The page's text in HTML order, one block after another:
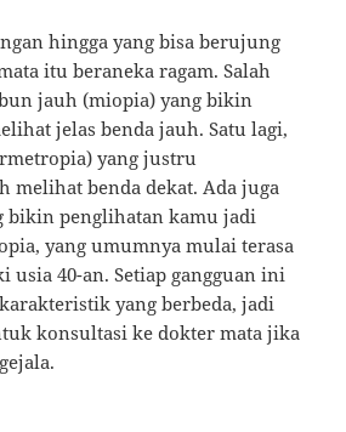
hingga yang bisa berujung
itu beraneka ragam. Salah
jauh (miopia) yang bikin
jelas benda jauh. Satu lagi,
yang justru
melihat benda dekat. Ada juga
bikin penglihatan kamu jadi
yang umumnya mulai terasa
usia 40-an. Setiap gangguan ini
yang berbeda, jadi
konsultasi ke dokter mata jika